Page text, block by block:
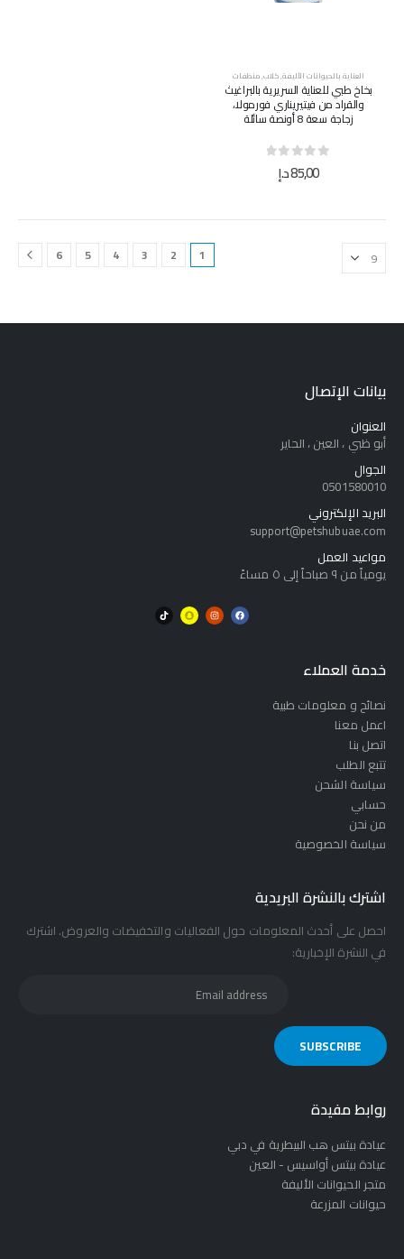
العناية بالحيوانات الأليفة,كلاب,منظفات
بخاخ طبي للعناية السريرية بالبراغيث
والقراد من فيتيريناري فورمولا،
زجاجة سعة 8 أونصة سائلة
85,00د.إ
1
2
3
4
5
6
بيانات الإتصال
العنوان
أبو ظبي ، العين ، الحاير
الجوال
0501580010
البريد الإلكتروني
support@petshubuae.com
مواعيد العمل
يومياً من ٩ صباحاً إلى ٥ مساءً
خدمة العملاء
نصائح و معلومات طبية
اعمل معنا
اتصل بنا
تتبع الطلب
سياسة الشحن
حسابي
من نحن
سياسة الخصوصية
اشترك بالنشرة البريدية
احصل على أحدث المعلومات حول الفعاليات والتخفيضات والعروض. اشترك
في النشرة الإخبارية:
روابط مفيدة
عيادة بيتس هب البيطرية في دبي
عيادة بيتس أواسيس - العين
متجر الحيوانات الأليفة
حيوانات المزرعة